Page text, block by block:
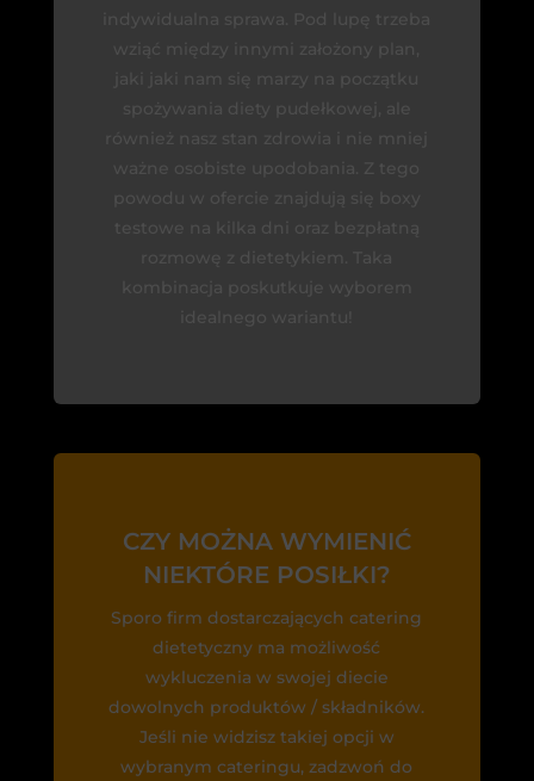
CZY MOŻNA WYMIENIĆ
NIEKTÓRE POSIŁKI?
Sporo firm dostarczających catering
dietetyczny ma możliwość
wykluczenia w swojej diecie
dowolnych produktów / składników.
Jeśli nie widzisz takiej opcji w
wybranym cateringu, zadzwoń do